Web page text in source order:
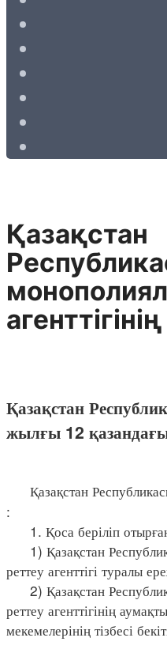
Қазақстан
Қазақстан
жылғы 12
Қазақстан
:
1. Қоса беріліп
1) Қазақстан
реттеу агенттігі туралы
2) Қазақстан
реттеу агенттігінің
мекемелерінің тізбесі